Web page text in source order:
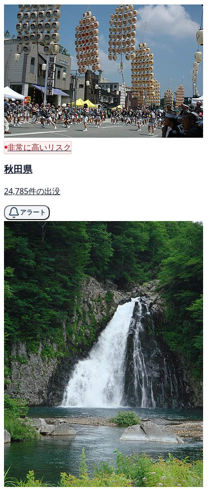
非常に高いリスク
秋田県
24,785件の出没
アラート